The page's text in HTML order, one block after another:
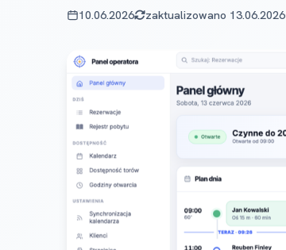
10.06.2026 zaktualizowano 13.06.2026